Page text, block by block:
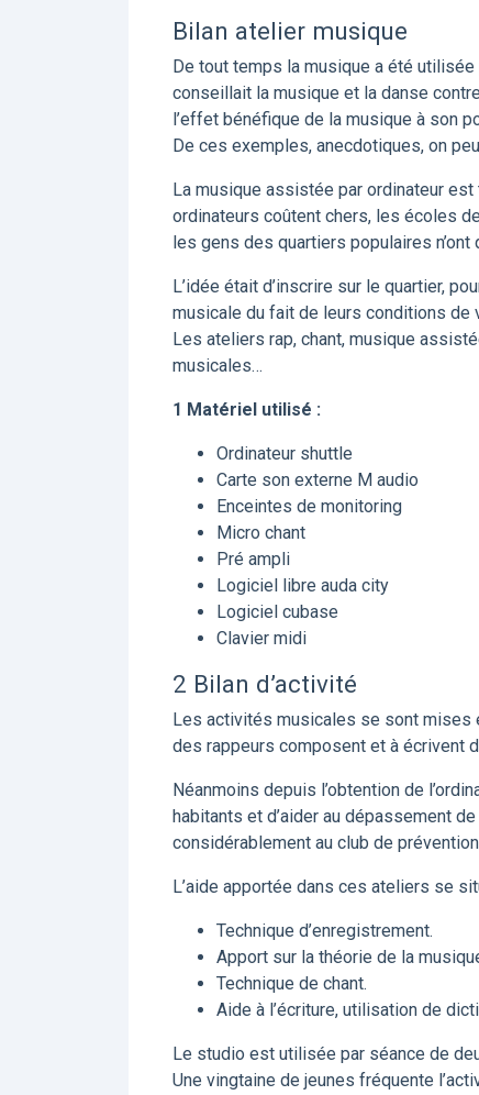
Bilan atelier musique
De tout temps la musique a été
conseillait la musique et la danse
l’effet bénéfique de la musique à son
De ces exemples, anecdotiques, on
La musique assistée par ordinateur
ordinateurs coûtent chers, les écoles
les gens des quartiers populaires
L’idée était d’inscrire sur le quartier,
musicale du fait de leurs conditions de
Les ateliers rap, chant, musique
musicales…
1 Matériel utilisé :
Ordinateur shuttle
Carte son externe M audio
Enceintes de monitoring
Micro chant
Pré ampli
Logiciel libre auda city
Logiciel cubase
Clavier midi
2 Bilan d’activité
Les activités musicales se sont mises
des rappeurs composent et à écrivent
Néanmoins depuis l’obtention de
habitants et d’aider au dépassement
considérablement au club de
L’aide apportée dans ces ateliers se
Technique d’enregistrement.
Apport sur la théorie de la
Technique de chant.
Aide à l’écriture, utilisation de
Le studio est utilisée par séance de
Une vingtaine de jeunes fréquente